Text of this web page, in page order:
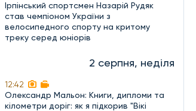
Ірпінський спортсмен Назарій Рудяк
став чемпіоном України з
велосипедного спорту на критому
треку серед юніорів
2 серпня, неділя
12:42
Олександр Мальон: Книги, дипломи та
кілометри доріг: як я підкорив "Вікі